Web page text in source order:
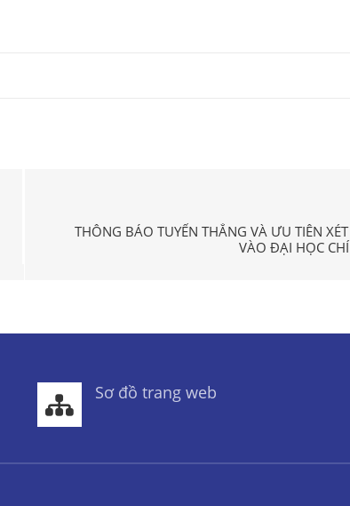
THÔNG BÁO TUYỂN THẲNG VÀ ƯU TIÊN
VÀO ĐẠI HỌC
Sơ đồ trang web